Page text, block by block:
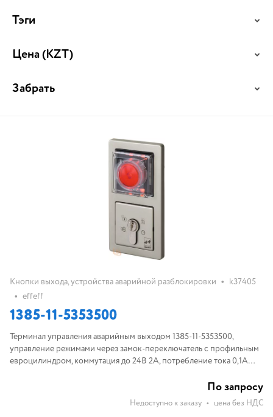
Тэги
Цена(KZT)
Забрать
Кнопки выхода, устройства аварийной разблокировки • k37405
• effeff
1385-11-5353500
Терминал управления аварийным выходом 1385-11-5353500,
управление режимами через замок-переключатель с профильным
евроцилиндром, коммутация до 24В 2А, потребление тока 0,1A
По запросу
Недоступно к заказу • цена без НДС